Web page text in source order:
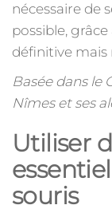
nécessaire de
possible,
définitive mais
Basée dans le
Nîmes et ses
Utiliser
souris